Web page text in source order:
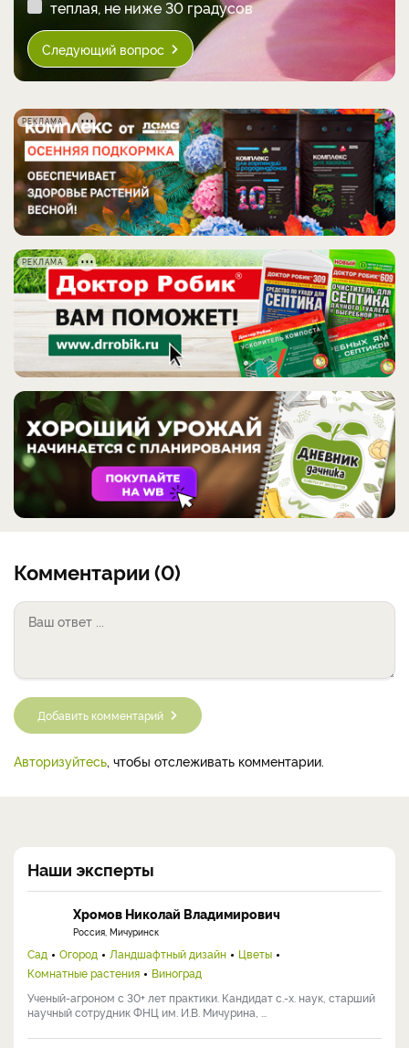
теплая, не ниже 30 градусов
Следующий вопрос
РЕКЛАМА
РЕКЛАМА
Комментарии (0)
Добавить комментарий
Авторизуйтесь, чтобы отслеживать комментарии.
Наши эксперты
Хромов Николай Владимирович
Россия, Мичуринск
Сад Огород Ландшафтный дизайн
Цветы
Комнатные растения
Виноград
Ученый-агроном с 30+ лет практики. Кандидат с.-х. наук, старший
научный сотрудник ФНЦ им. И.В. Мичурина, ...